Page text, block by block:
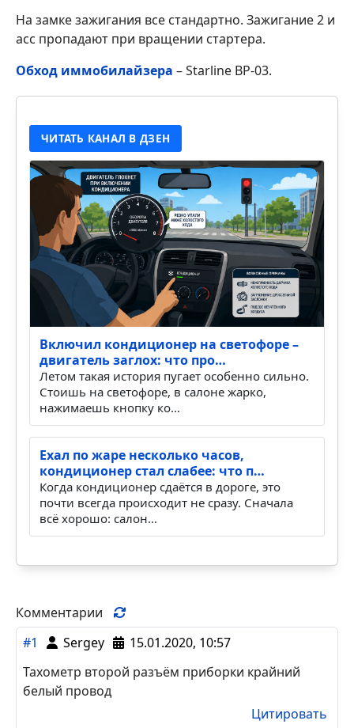
На замке зажигания все стандартно. Зажигание 2 и
асс пропадают при вращении стартера.
Обход иммобилайзера – Starline BP-03.
ЧИТАТЬ КАНАЛ В ДЗЕН
Включил кондиционер на светофоре –
двигатель заглох: что про…
Летом такая история пугает особенно сильно.
Стоишь на светофоре, в салоне жарко,
нажимаешь кнопку ко…
Ехал по жаре несколько часов,
кондиционер стал слабее: что п…
Когда кондиционер сдаётся в дороге, это
почти всегда происходит не сразу. Сначала
всё хорошо: салон…
Комментарии
#1
Sergey
15.01.2020, 10:57
Тахометр второй разъём приборки крайний
белый провод
Цитировать